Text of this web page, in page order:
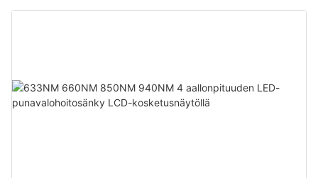
hevosen jalalle